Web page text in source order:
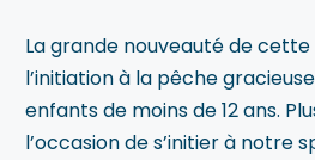
La grande nouveauté de cette
l’initiation à la pêche
enfants de moins de 12 ans.
l’occasion de s’initier à notre